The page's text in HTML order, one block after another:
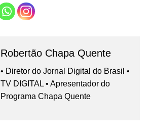
Robertão Chapa Quente
• Diretor do Jornal Digital do Brasil •
TV DIGITAL • Apresentador do
Programa Chapa Quente